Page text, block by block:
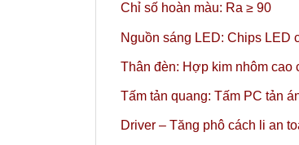
Chỉ số hoàn màu: Ra ≥ 90
Nguồn sáng LED: Chips LED
Thân đèn: Hợp kim nhôm cao
Tấm tản quang: Tấm PC tản
Driver – Tăng phô cách li an